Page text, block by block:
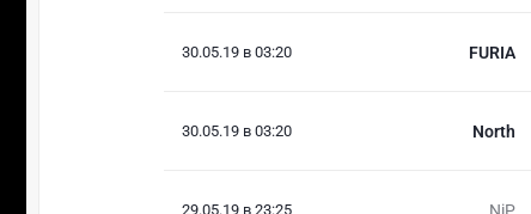
30.05.19 в 03:20 FURIA
30.05.19 в 03:20 North
29.05.19 в 23:25 NiP